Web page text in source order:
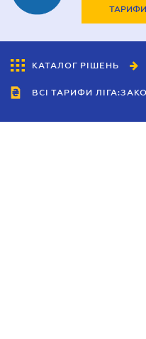
ТАРИФИ
КАТАЛОГ РІШЕНЬ
ВСІ ТАРИФИ